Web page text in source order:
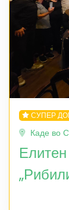
СУПЕР
Каде во